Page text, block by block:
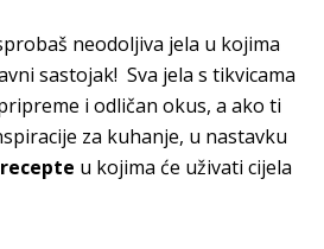
neodoljiva jela u kojima
sastojak! Sva jela s tikvicama
i odličan okus, a ako ti
za kuhanje, u nastavku
u kojima će uživati cijela